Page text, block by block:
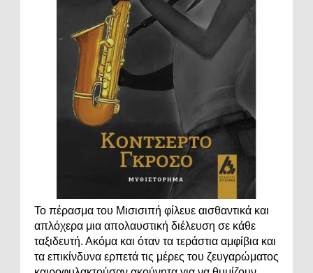
Το πέρασμα του Μισισιπή φίλευε αισθαντικά και
απλόχερα μια απολαυστική διέλευση σε κάθε
ταξιδευτή. Ακόμα και όταν τα τεράστια αμφίβια και
τα επικίνδυνα ερπετά τις μέρες του ζευγαρώματος